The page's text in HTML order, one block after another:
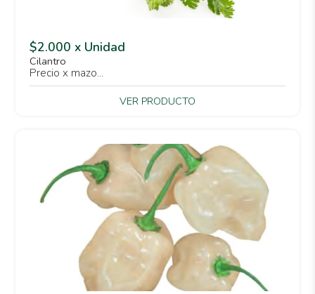
$2.000 x Unidad
Cilantro
Precio x mazo...
VER PRODUCTO